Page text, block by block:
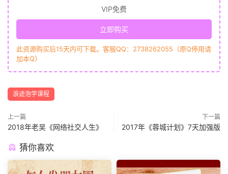
VIP免费
立即购买
此资源购买后15天内可下载。客服QQ：2738262055（原Q停用请
加本Q）
浪迹泡学课程
上一篇
2018年老吴《网络社交人生》
下一篇
2017年《蓉城计划》7天加强版
猜你喜欢